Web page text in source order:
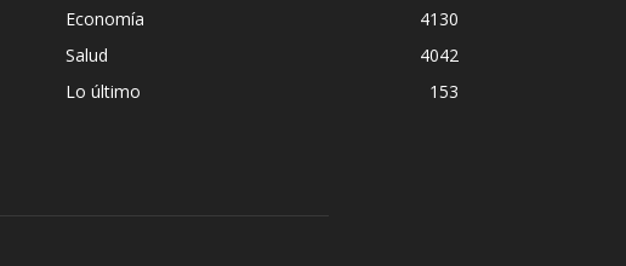
Economía
4130
Salud
4042
Lo último
153